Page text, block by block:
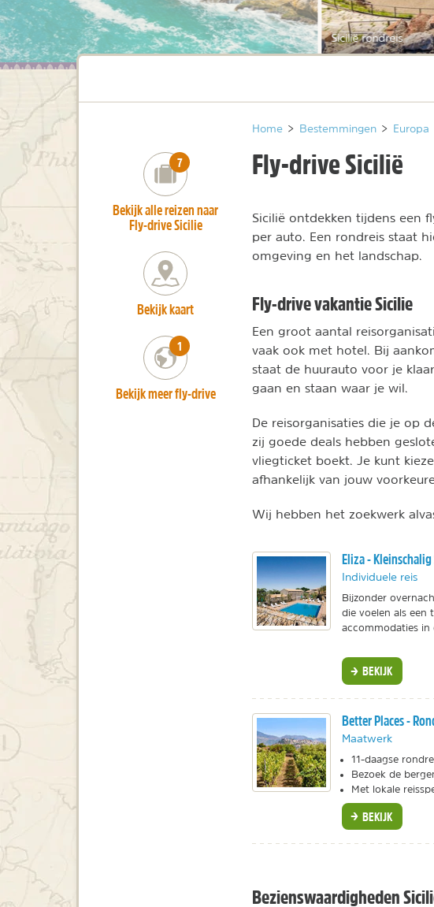
Sicilië rondreis
Home > Bestemmingen > Europa
Fly-drive Sicilië
Sicilië ontdekken tijdens een
per auto. Een rondreis staat
omgeving en het landschap.
Fly-drive vakantie Sicilie
Een groot aantal
vaak ook met hotel. Bij
staat de huurauto voor je
gaan en staan waar je wil.
De reisorganisaties die je op
zij goede deals hebben
vliegticket boekt. Je kunt
afhankelijk van jouw
Wij hebben het zoekwerk
Eliza -
Individuele reis
Bijzonder
die voelen als een
accommodaties in
BEKIJK
Better Places -
Maatwerk
11-daagse
Bezoek de
Met lokale
BEKIJK
Bezienswaardigheden
number_of_trips:
7
Bekijk alle reizen naar
Fly-drive Sicilie
Bekijk kaart
number_of_trips:
1
Bekijk meer fly-drive